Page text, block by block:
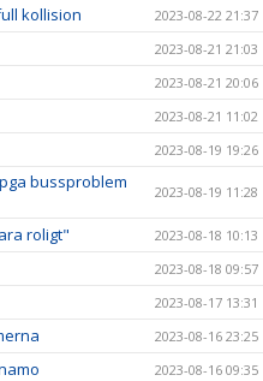
kollision 2023-08-22 21:37
2023-08-21 21:03
2023-08-21 20:06
2023-08-21 11:02
2023-08-19 19:26
bussproblem
2023-08-19 11:28
roligt" 2023-08-18 10:13
2023-08-18 09:57
2023-08-17 13:31
2023-08-16 23:25
2023-08-16 09:35